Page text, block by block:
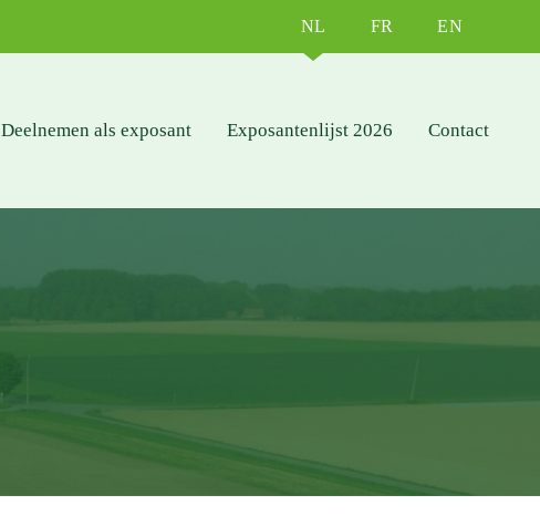
NL FR EN
Deelnemen als exposant Exposantenlijst 2026 Contact